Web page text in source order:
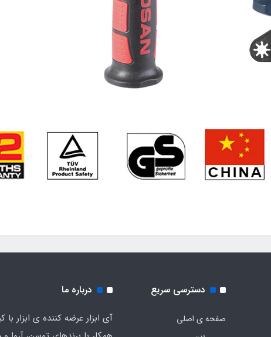
دسترسی سریع
صفحه ی اصلی
درباره ما
آی ابزار عرضه کننده ی ابزار با